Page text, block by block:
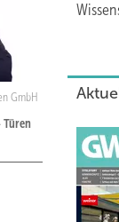
GmbH
Türen